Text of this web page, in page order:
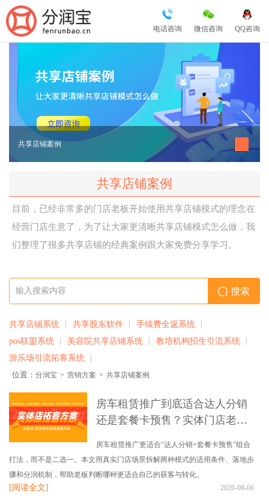
QQ咨询
微信咨询
电话咨询
共享店铺案例
共享店铺案例
目前，已经非常多的门店老板开始使用共享店铺模式的理念在
经营门店生意了，为了让大家更清晰共享店铺模式怎么做，我
们整理了很多共享店铺的经典案例跟大家免费分享学习。
搜索
共享店铺系统 共享股东软件
手续费全返系统
pos联盟系统
美容院共享店铺系统
教培机构招生引流系统
游乐场引流拓客系统
位置： 分润宝 > 营销方案 > 共享店铺案例
房车租赁推广到底适合达人分销
还是套餐卡预售？实体门店老板
房车租赁推广更适合“达人分销+套餐卡预售”组合
打法，而不是二选一。本文用真实门店场景拆解两种模式的适用条件、落地步
骤和分润机制，帮助老板判断哪种更适合自己的获客与转化。
[阅读全文] 2026-08-06